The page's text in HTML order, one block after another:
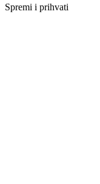
Spremi i prihvati